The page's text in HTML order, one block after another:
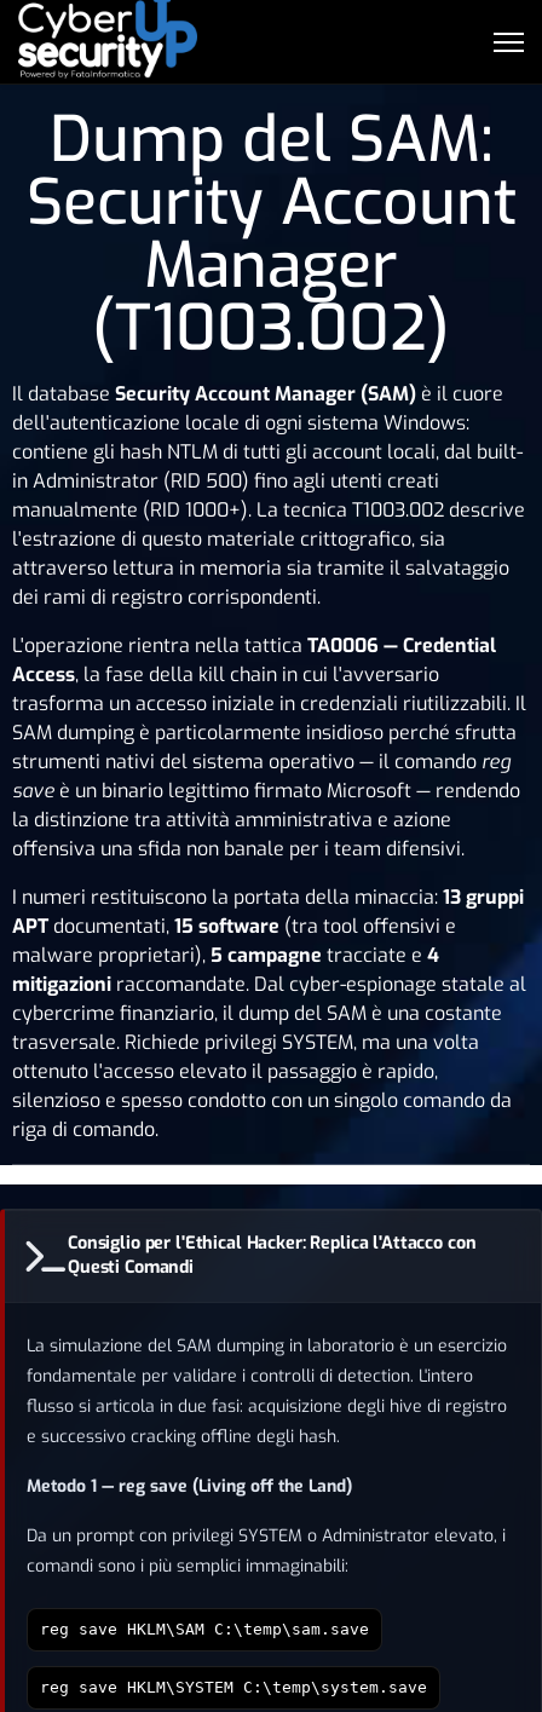
Dump del SAM:
Security Account
Manager
(T1003.002)
Il database Security Account Manager (SAM) è il cuore
dell'autenticazione locale di ogni sistema Windows:
contiene gli hash NTLM di tutti gli account locali, dal built-
in Administrator (RID 500) fino agli utenti creati
manualmente (RID 1000+). La tecnica T1003.002 descrive
l'estrazione di questo materiale crittografico, sia
attraverso lettura in memoria sia tramite il salvataggio
dei rami di registro corrispondenti.
L'operazione rientra nella tattica TA0006 — Credential
Access, la fase della kill chain in cui l'avversario
trasforma un accesso iniziale in credenziali riutilizzabili. Il
SAM dumping è particolarmente insidioso perché sfrutta
strumenti nativi del sistema operativo — il comando reg
save è un binario legittimo firmato Microsoft — rendendo
la distinzione tra attività amministrativa e azione
offensiva una sfida non banale per i team difensivi.
I numeri restituiscono la portata della minaccia:13 gruppi
APTdocumentati,15 software (tra tool offensivi e
malware proprietari), 5 campagne tracciate e 4
mitigazioni raccomandate. Dal cyber-espionage statale al
cybercrime finanziario, il dump del SAM è una costante
trasversale. Richiede privilegi SYSTEM, ma una volta
ottenuto l'accesso elevato il passaggio è rapido,
silenzioso e spesso condotto con un singolo comando da
riga di comando.
Consiglio per l'Ethical Hacker: Replica l'Attacco con
Questi Comandi
La simulazione del SAM dumping in laboratorio è un esercizio
fondamentale per validare i controlli di detection. L'intero
flusso si articola in due fasi: acquisizione degli hive di registro
e successivo cracking offline degli hash.
Metodo 1 — reg save (Living off the Land)
Da un prompt con privilegi SYSTEM o Administrator elevato, i
comandi sono i più semplici immaginabili:
reg save HKLM\SAM C:\temp\sam.save
reg save HKLM\SYSTEM C:\temp\system.save